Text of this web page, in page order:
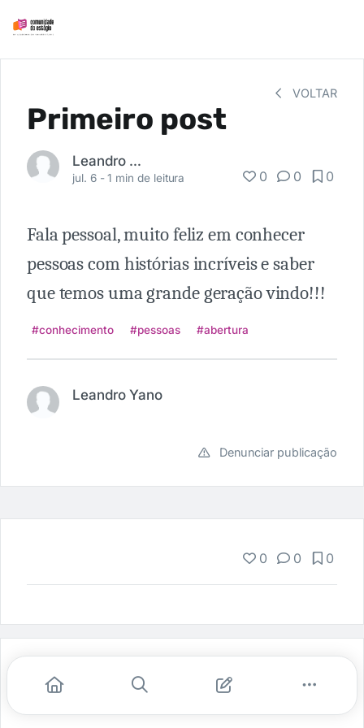
VOLTAR
Primeiro post
Leandro Yano
jul. 6 -1 min de leitura 0 0 0
Fala pessoal, muito feliz em conhecer
pessoas com histórias incríveis e saber
que temos uma grande geração vindo!!!
#conhecimento #pessoas #abertura
Leandro Yano
Denunciar publicação
0 0 0
Indicados para você